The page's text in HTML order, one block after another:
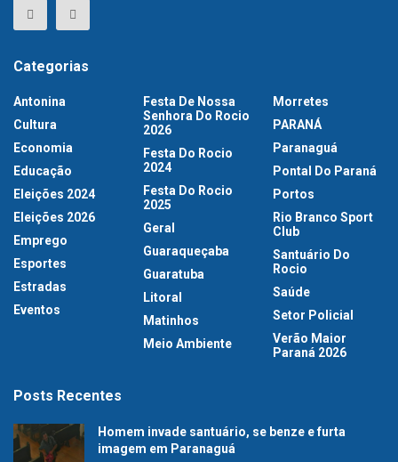
Categorias
Antonina
Cultura
Economia
Educação
Eleições 2024
Eleições 2026
Emprego
Esportes
Estradas
Eventos
Festa De Nossa
Senhora Do Rocio
2026
Festa Do Rocio
2024
Festa Do Rocio
2025
Geral
Guaraqueçaba
Guaratuba
Litoral
Matinhos
Meio Ambiente
Morretes
PARANÁ
Paranaguá
Pontal Do Paraná
Portos
Rio Branco Sport
Club
Santuário Do
Rocio
Saúde
Setor Policial
Verão Maior
Paraná 2026
Posts Recentes
Homem invade santuário, se benze e furta
imagem em Paranaguá